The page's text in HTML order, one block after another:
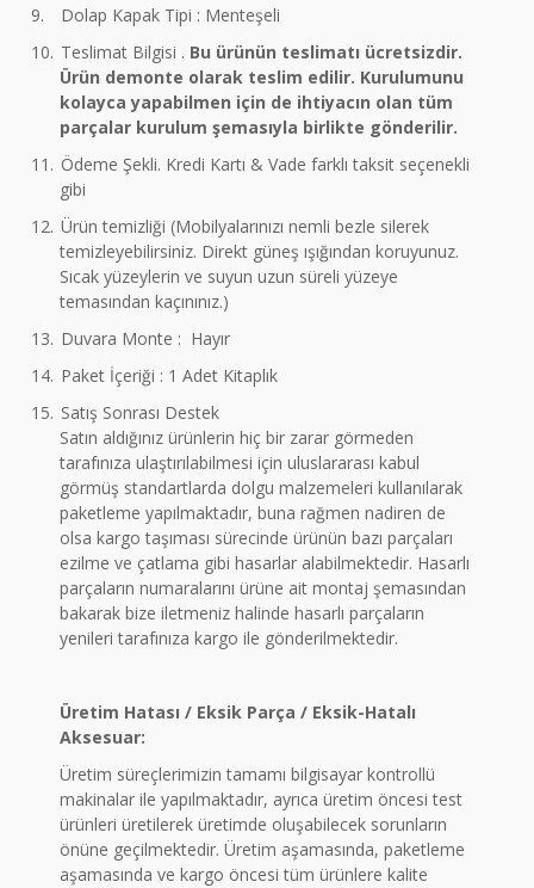
9.
Dolap Kapak Tipi : Menteşeli
10. Teslimat Bilgisi . Bu ürünün teslimatı ücretsizdir.
Ürün demonte olarak teslim edilir. Kurulumunu
kolayca yapabilmen için de ihtiyacın olan tüm
parçalar kurulum şemasıyla birlikte gönderilir.
11. Ödeme Şekli. Kredi Kartı & Vade farklı taksit seçenekli
gibi
12. Ürün temizliği (Mobilyalarınızı nemli bezle silerek
temizleyebilirsiniz. Direkt güneş ışığından koruyunuz.
Sıcak yüzeylerin ve suyun uzun süreli yüzeye
temasından kaçınınız.)
13. Duvara Monte : Hayır
14. Paket İçeriği : 1 Adet Kitaplık
15. Satış Sonrası Destek
Satın aldığınız ürünlerin hiç bir zarar görmeden
tarafınıza ulaştırılabilmesi için uluslararası kabul
görmüş standartlarda dolgu malzemeleri kullanılarak
paketleme yapılmaktadır, buna rağmen nadiren de
olsa kargo taşıması sürecinde ürünün bazı parçaları
ezilme ve çatlama gibi hasarlar alabilmektedir. Hasarlı
parçaların numaralarını ürüne ait montaj şemasından
bakarak bize iletmeniz halinde hasarlı parçaların
yenileri tarafınıza kargo ile gönderilmektedir.
Üretim Hatası / Eksik Parça / Eksik-Hatalı
Aksesuar:
Üretim süreçlerimizin tamamı bilgisayar kontrollü
makinalar ile yapılmaktadır, ayrıca üretim öncesi test
ürünleri üretilerek üretimde oluşabilecek sorunların
önüne geçilmektedir. Üretim aşamasında, paketleme
aşamasında ve kargo öncesi tüm ürünlere kalite